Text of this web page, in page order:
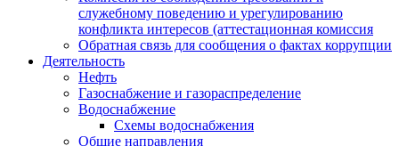
служебному поведению и урегулированию
конфликта интересов (аттестационная комиссия
Обратная связь для сообщения о фактах коррупции
Деятельность
Нефть
Газоснабжение и газораспределение
Водоснабжение
Схемы водоснабжения
Общие направления